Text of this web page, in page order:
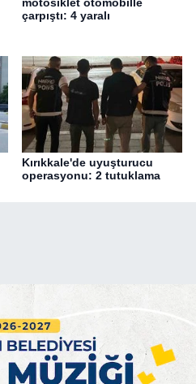
çarpıştı: 4 yaralı
Kırıkkale'de uyuşturucu
operasyonu: 2 tutuklama